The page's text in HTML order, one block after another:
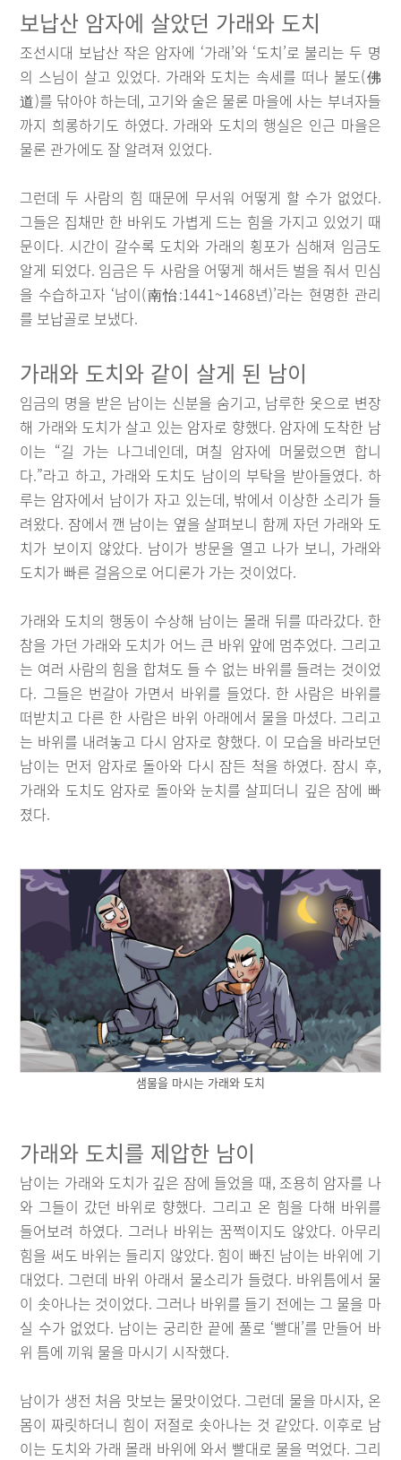
보납산 암자에 살았던 가래와 도치
조선시대 보납산 작은 암자에 ‘가래’와 ‘도치’로 불리는 두 명
의 스님이 살고 있었다. 가래와 도치는 속세를 떠나 불도(佛
道)를 닦아야 하는데, 고기와 술은 물론 마을에 사는 부녀자들
까지 희롱하기도 하였다. 가래와 도치의 행실은 인근 마을은
물론 관가에도 잘 알려져 있었다.
그런데 두 사람의 힘 때문에 무서워 어떻게 할 수가 없었다.
그들은 집채만 한 바위도 가볍게 드는 힘을 가지고 있었기 때
문이다. 시간이 갈수록 도치와 가래의 횡포가 심해져 임금도
알게 되었다. 임금은 두 사람을 어떻게 해서든 벌을 줘서 민심
을 수습하고자 ‘남이(南怡:1441~1468년)’라는 현명한 관리
를 보납골로 보냈다.
가래와 도치와 같이 살게 된 남이
임금의 명을 받은 남이는 신분을 숨기고, 남루한 옷으로 변장
해 가래와 도치가 살고 있는 암자로 향했다. 암자에 도착한 남
이는 “길 가는 나그네인데, 며칠 암자에 머물렀으면 합니
다.”라고 하고, 가래와 도치도 남이의 부탁을 받아들였다. 하
루는 암자에서 남이가 자고 있는데, 밖에서 이상한 소리가 들
려왔다. 잠에서 깬 남이는 옆을 살펴보니 함께 자던 가래와 도
치가 보이지 않았다. 남이가 방문을 열고 나가 보니, 가래와
도치가 빠른 걸음으로 어디론가 가는 것이었다.
가래와 도치의 행동이 수상해 남이는 몰래 뒤를 따라갔다. 한
참을 가던 가래와 도치가 어느 큰 바위 앞에 멈추었다. 그리고
는 여러 사람의 힘을 합쳐도 들 수 없는 바위를 들려는 것이었
다. 그들은 번갈아 가면서 바위를 들었다. 한 사람은 바위를
떠받치고 다른 한 사람은 바위 아래에서 물을 마셨다. 그리고
는 바위를 내려놓고 다시 암자로 향했다. 이 모습을 바라보던
남이는 먼저 암자로 돌아와 다시 잠든 척을 하였다. 잠시 후,
가래와 도치도 암자로 돌아와 눈치를 살피더니 깊은 잠에 빠
졌다.
샘물을 마시는 가래와 도치
가래와 도치를 제압한 남이
남이는 가래와 도치가 깊은 잠에 들었을 때, 조용히 암자를 나
와 그들이 갔던 바위로 향했다. 그리고 온 힘을 다해 바위를
들어보려 하였다. 그러나 바위는 꿈쩍이지도 않았다. 아무리
힘을 써도 바위는 들리지 않았다. 힘이 빠진 남이는 바위에 기
대었다. 그런데 바위 아래서 물소리가 들렸다. 바위틈에서 물
이 솟아나는 것이었다. 그러나 바위를 들기 전에는 그 물을 마
실 수가 없었다. 남이는 궁리한 끝에 풀로 ‘빨대’를 만들어 바
위 틈에 끼워 물을 마시기 시작했다.
남이가 생전 처음 맛보는 물맛이었다. 그런데 물을 마시자, 온
몸이 짜릿하더니 힘이 저절로 솟아나는 것 같았다. 이후로 남
이는 도치와 가래 몰래 바위에 와서 빨대로 물을 먹었다. 그리